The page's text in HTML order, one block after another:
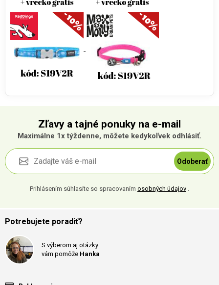
Zľavy a tajné ponuky na e-mail
Maximálne 1x týždenne, môžete kedykoľvek odhlásiť.
Odoberať
Prihlásením súhlasíte so spracovaním osobných údajov .
Potrebujete poradiť?
S výberom aj otázky
vám pomôže Hanka